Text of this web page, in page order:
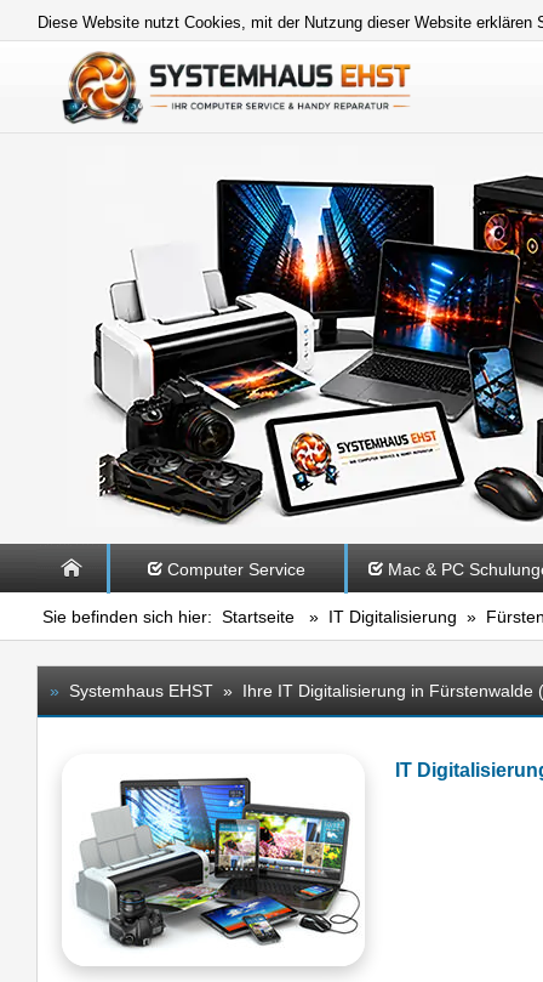
Diese Website nutzt Cookies, mit der Nutzung dieser Website
Computer Service Mac & PC
Sie befinden sich hier: Startseite » IT Digitalisierung »
» Systemhaus EHST » Ihre IT Digitalisierung in Fürstenwalde
IT